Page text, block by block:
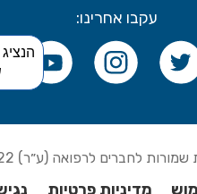
עקבו אחרינו:
שמורות לחברים לרפואה (ע״ר) 2022
מדיניות פרטיות